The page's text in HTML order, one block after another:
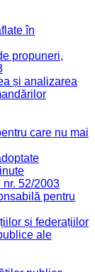
în
propuneri,
și analizarea
care nu mai
52/2003
pentru
și federațiilor
ale